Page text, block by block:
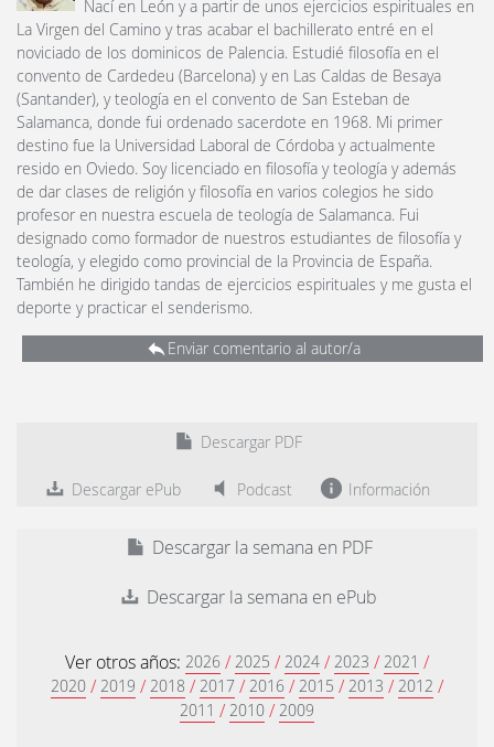
Nací en León y a partir de unos ejercicios espirituales en
La Virgen del Camino y tras acabar el bachillerato entré en el
noviciado de los dominicos de Palencia. Estudié filosofía en el
convento de Cardedeu (Barcelona) y en Las Caldas de Besaya
(Santander), y teología en el convento de San Esteban de
Salamanca, donde fui ordenado sacerdote en 1968. Mi primer
destino fue la Universidad Laboral de Córdoba y actualmente
resido en Oviedo. Soy licenciado en filosofía y teología y además
de dar clases de religión y filosofía en varios colegios he sido
profesor en nuestra escuela de teología de Salamanca. Fui
designado como formador de nuestros estudiantes de filosofía y
teología, y elegido como provincial de la Provincia de España.
También he dirigido tandas de ejercicios espirituales y me gusta el
deporte y practicar el senderismo.
Enviar comentario al autor/a
Descargar PDF
Descargar ePub Podcast Información
Descargar la semana en PDF
Descargar la semana en ePub
Ver otros años: 2026 / 2025 / 2024 / 2023 / 2021 /
2020 / 2019 / 2018 / 2017 / 2016 / 2015 / 2013 / 2012 /
2011 / 2010 / 2009